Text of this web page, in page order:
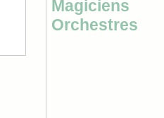
Magiciens
Orchestres